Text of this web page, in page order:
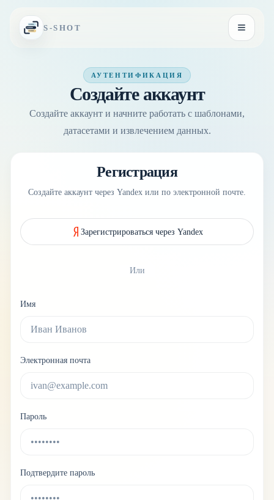
S-SHOT
АУТЕНТИФИКАЦИЯ
Создайте аккаунт
Создайте аккаунт и начните работать с шаблонами,
датасетами и извлечением данных.
Регистрация
Создайте аккаунт через Yandex или по электронной почте.
Зарегистрироваться через Yandex
Или
Имя
Электронная почта
Пароль
Подтвердите пароль